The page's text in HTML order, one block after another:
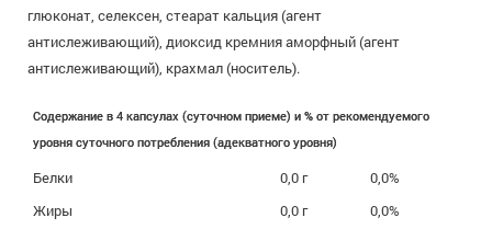
глюконат, селексен, стеарат кальция (агент
антислеживающий), диоксид кремния аморфный (агент
антислеживающий), крахмал (носитель).
Содержание в 4 капсулах (суточном приеме) и % от рекомендуемого
уровня суточного потребления (адекватного уровня)
Белки 0,0 г
0,0%
Жиры
0,0 г
0,0%